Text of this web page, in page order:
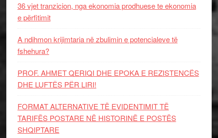
36 vjet tranzicion, nga ekonomia prodhuese te ekonomia
e përfitimit
A ndihmon krijimtaria në zbulimin e potencialeve të
fshehura?
PROF. AHMET QERIQI DHE EPOKA E REZISTENCЁS
DHE LUFTЁS PЁR LIRI!
FORMAT ALTERNATIVE TË EVIDENTIMIT TË
TARIFËS POSTARE NË HISTORINË E POSTËS
SHQIPTARE